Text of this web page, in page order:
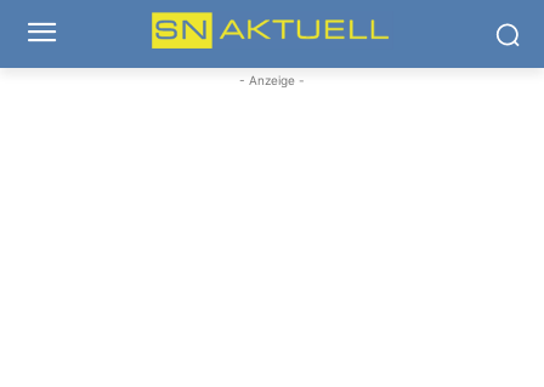
- Anzeige -